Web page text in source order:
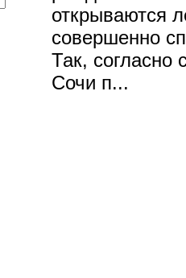
открываются
совершенно
Так, согласно
Сочи п...